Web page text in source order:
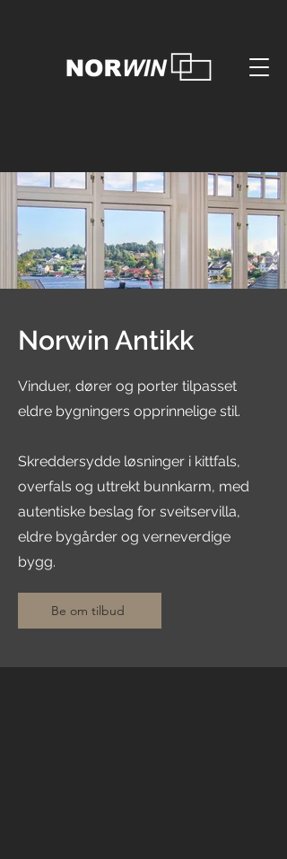
Norwin Antikk
Vinduer, dører og porter tilpasset
eldre bygningers opprinnelige stil.
Skreddersydde løsninger i kittfals,
overfals og uttrekt bunnkarm, med
autentiske beslag for sveitservilla,
eldre bygårder og verneverdige
bygg.
Be om tilbud